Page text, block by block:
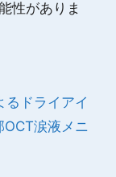
性がありま
るドライアイ
涙液メニ